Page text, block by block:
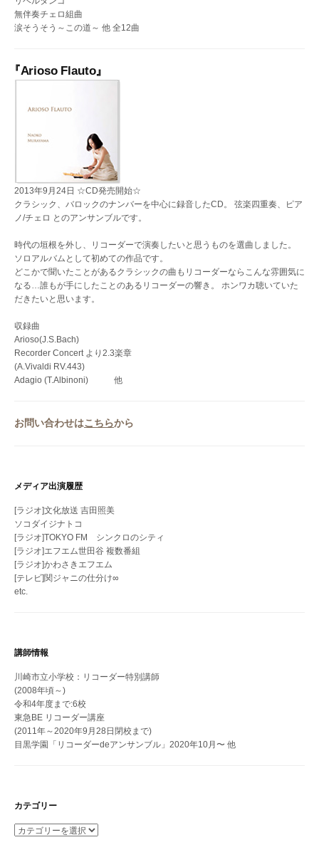
無伴奏チェロ組曲
涙そうそう～この道～ 他 全12曲
Arioso Flauto』
2013年9月24日 ☆CD発売開始☆
クラシック、バロックのナンバーを中心に録音したCD。 弦楽四重奏、ピア
ノ/チェロ とのアンサンブルです。
時代の垣根を外し、リコーダーで演奏したいと思うものを選曲しました。
ソロアルバムとして初めての作品です。
どこかで聞いたことがあるクラシックの曲もリコーダーならこんな雰囲気に
なる…誰もが手にしたことのあるリコーダーの響き。 ホンワカ聴いていた
だきたいと思います。
収録曲
Arioso(J.S.Bach)
Recorder Concert より2.3楽章
(A.Vivaldi RV.443)
Adagio (T.Albinoni) 他
お問い合わせはこちらから
メディア出演履歴
[ラジオ]文化放送 吉田照美
ソコダイジナトコ
[ラジオ]TOKYO FM シンクロのシティ
[ラジオ]エフエム世田谷 複数番組
[ラジオ]かわさきエフエム
[テレビ]関ジャニの仕分け∞
etc.
講師情報
川崎市立小学校：リコーダー特別講師
(2008年頃～)
令和4年度まで:6校
東急BE リコーダー講座
(2011年～2020年9月28日閉校まで)
目黒学園「リコーダーdeアンサンブル」2020年10月〜 他
カテゴリー
カ